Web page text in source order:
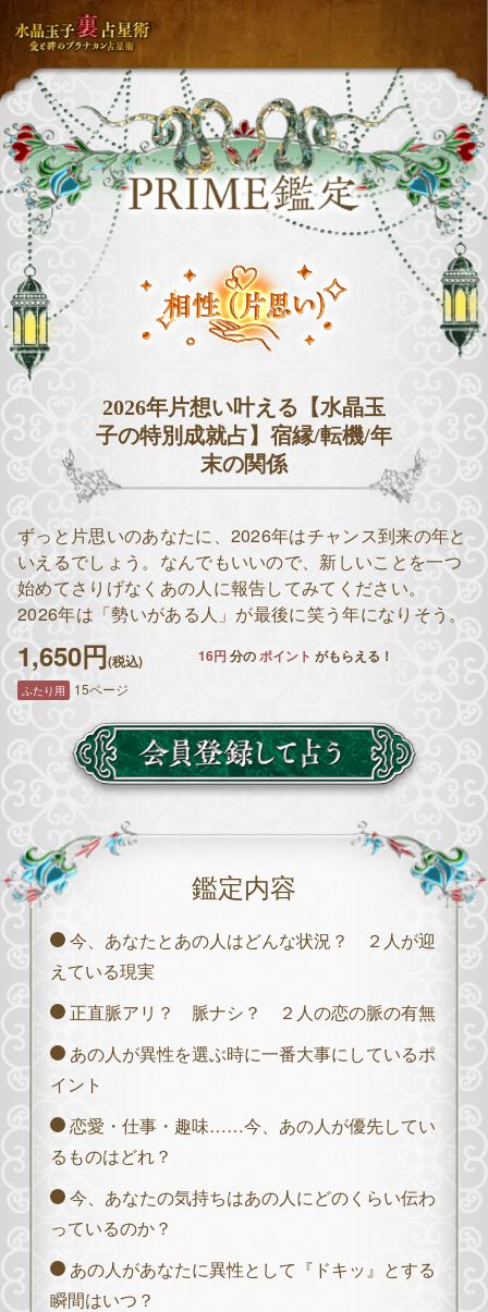
2026年片想い叶える【水晶玉
子の特別成就占】宿縁/転機/年
末の関係
ずっと片思いのあなたに、2026年はチャンス到来の年と
いえるでしょう。なんでもいいので、新しいことを一つ
始めてさりげなくあの人に報告してみてください。
2026年は「勢いがある人」が最後に笑う年になりそう。
1,650円(税込) 16円分のポイント がもらえる！
ふたり用 15ページ
鑑定内容
今、あなたとあの人はどんな状況？ ２人が迎
えている現実
正直脈アリ？ 脈ナシ？ ２人の恋の脈の有無
あの人が異性を選ぶ時に一番大事にしているポ
イント
恋愛・仕事・趣味……今、あの人が優先してい
るものはどれ？
今、あなたの気持ちはあの人にどのくらい伝わ
っているのか？
あの人があなたに異性として『ドキッ』とする
瞬間はいつ？